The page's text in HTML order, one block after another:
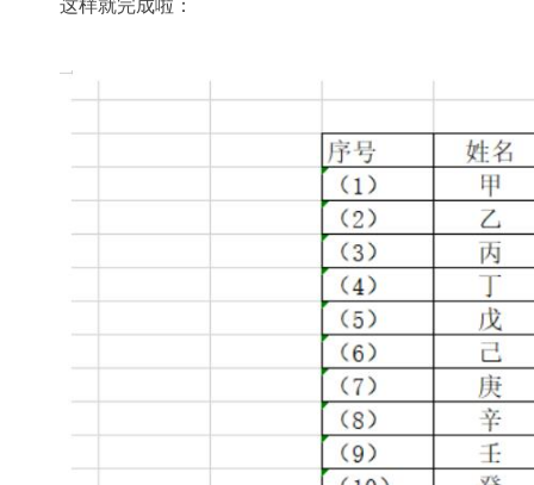
这样就完成啦：